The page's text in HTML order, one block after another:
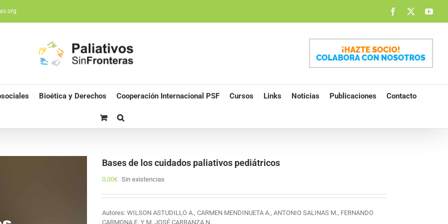
Facebook
Bioética y Derechos Cooperación Internacional PSF Cursos Links Noticias Publicaciones Contacto
Bases de los cuidados paliativos pediátricos
0,00€ Sin existencias
Autores: WILSON ASTUDILLO A., CARMEN MENDINUETA A., ANTONIO SALINAS M., FERNANDO
CARMONA E. Y M. JOSÉ CARRANZA N.